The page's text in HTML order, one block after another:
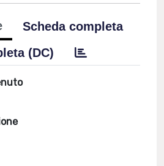
Scheda completa
(DC)